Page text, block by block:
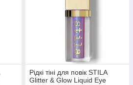
Рідкі тіні для повік STILA
Glitter & Glow Liquid Eye